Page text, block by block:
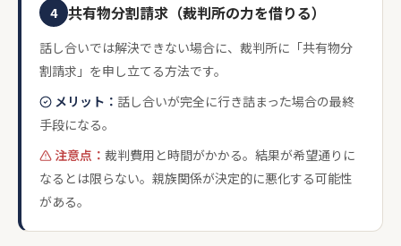
4 共有物分割請求（裁判所の力を借りる）
話し合いでは解決できない場合に、裁判所に「共有物分
割請求」を申し立てる方法です。
メリット： 話し合いが完全に行き詰まった場合の最終
手段になる。
注意点： 裁判費用と時間がかかる。結果が希望通りに
なるとは限らない。親族関係が決定的に悪化する可能性
がある。